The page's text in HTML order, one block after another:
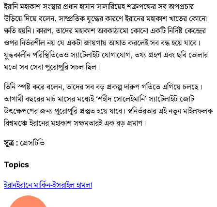
ইরানি মহাকাশ সংস্থার প্রধান হাসান সালারিয়েহ শত্রুপক্ষের সব অপপ্রচার
উড়িয়ে দিয়ে বলেন, সাম্প্রতিক যুদ্ধের কারণে ইরানের মহাকাশ খাতের কোনো
ক্ষতি হয়নি। কারণ, তাদের মহাকাশ অবকাঠামো কোনো একটি নির্দিষ্ট কেন্দ্রের
ওপর নির্ভরশীল নয় যে একটা জায়গায় আঘাত করলেই সব বন্ধ হয়ে যাবে।
যুদ্ধকালীন পরিস্থিতিতেও স্যাটেলাইট যোগাযোগ, তথ্য গ্রহণ এবং ছবি তোলার
মতো সব সেবা পুরোপুরি সচল ছিল।
তিনি স্পষ্ট করে বলেন, তাদের সব বড় প্রকল্প দারুণ গতিতে এগিয়ে চলছে।
আগামী বছরের মার্চ মাসের মধ্যেই ‘শহীদ সোলেইমানি’ স্যাটেলাইট জোট
উৎক্ষেপণের জন্য পুরোপুরি প্রস্তুত হয়ে যাবে। স্বনির্ভরতার এই নতুন মাইলফলক
বিশ্বমঞ্চে ইরানের মহাকাশ সক্ষমতারই এক বড় প্রমাণ।
সূত্র : প্রেসটিভি
Topics
ইরানইরানে মার্কিন-ইসরাইল হামলা